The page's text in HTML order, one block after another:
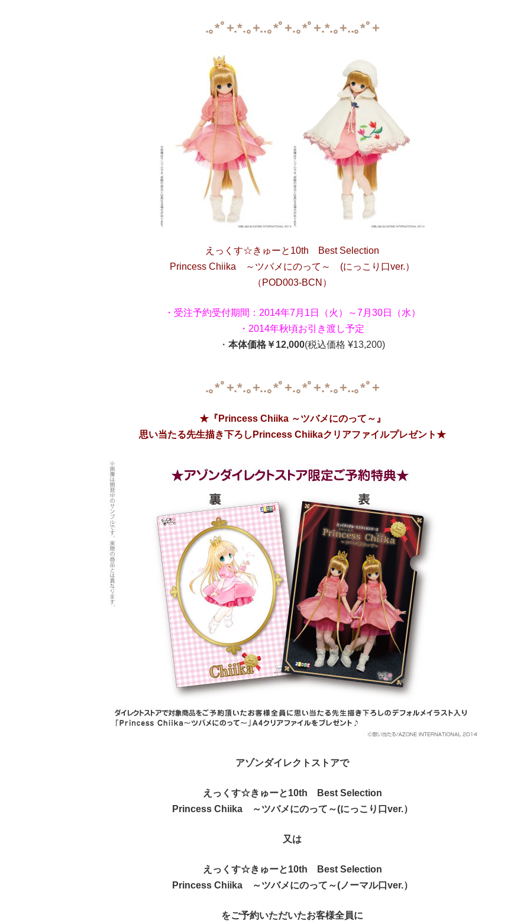
.｡*ﾟ+.*.｡+..｡*ﾟ+.｡*ﾟ+.*.｡+..｡*ﾟ+
えっくす☆きゅーと10th Best Selection
Princess Chiika ～ツバメにのって～ (にっこり口ver.）
（POD003-BCN）
・受注予約受付期間：2014年7月1日（火）～7月30日（水）
・2014年秋頃お引き渡し予定
・ 本体価格￥12,000(税込価格 ¥13,200)
.｡*ﾟ+.*.｡+..｡*ﾟ+.｡*ﾟ+.*.｡+..｡*ﾟ+
★『Princess Chiika ～ツバメにのって～』
思い当たる先生描き下ろしPrincess Chiikaクリアファイルプレゼント★
アゾンダイレクトストアで
えっくす☆きゅーと10th Best Selection
Princess Chiika ～ツバメにのって～(にっこり口ver.）
又は
えっくす☆きゅーと10th Best Selection
Princess Chiika ～ツバメにのって～(ノーマル口ver.）
をご予約いただいたお客様全員に